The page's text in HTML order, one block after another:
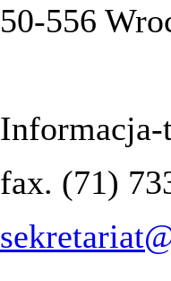
50-556
Informacja-
fax. (71)